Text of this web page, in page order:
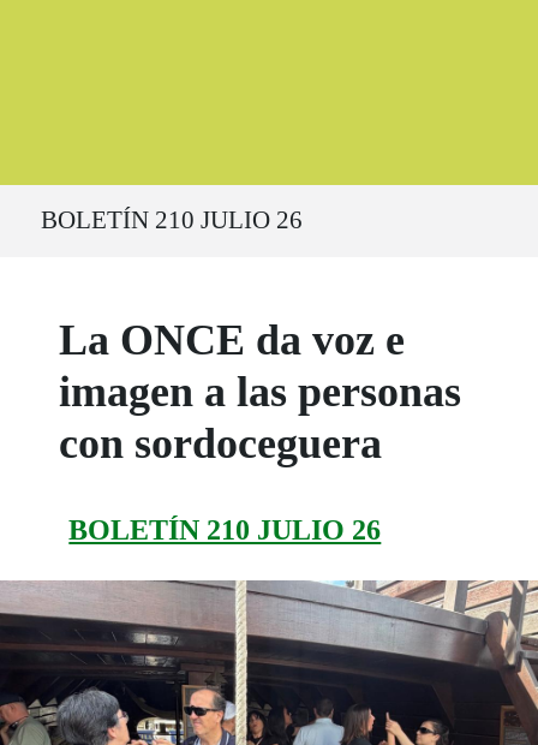
BOLETÍN 210 JULIO 26
La ONCE da voz e
imagen a las personas
con sordoceguera
BOLETÍN 210 JULIO 26